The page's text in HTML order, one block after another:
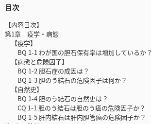
目次
【内容目次】
第1章 疫学・病態
【疫学】
BQ 1-1 わが国の胆石保有率は増加しているか？
【病態と危険因子】
BQ 1-2 胆石症の成因は？
BQ 1-3 胆のう結石の危険因子は何か？
【自然史】
BQ 1-4 胆のう結石の自然史は？
CQ 1-1 胆のう結石は胆のう癌の危険因子か？
BQ 1-5 肝内結石は肝内胆管癌の危険因子か？